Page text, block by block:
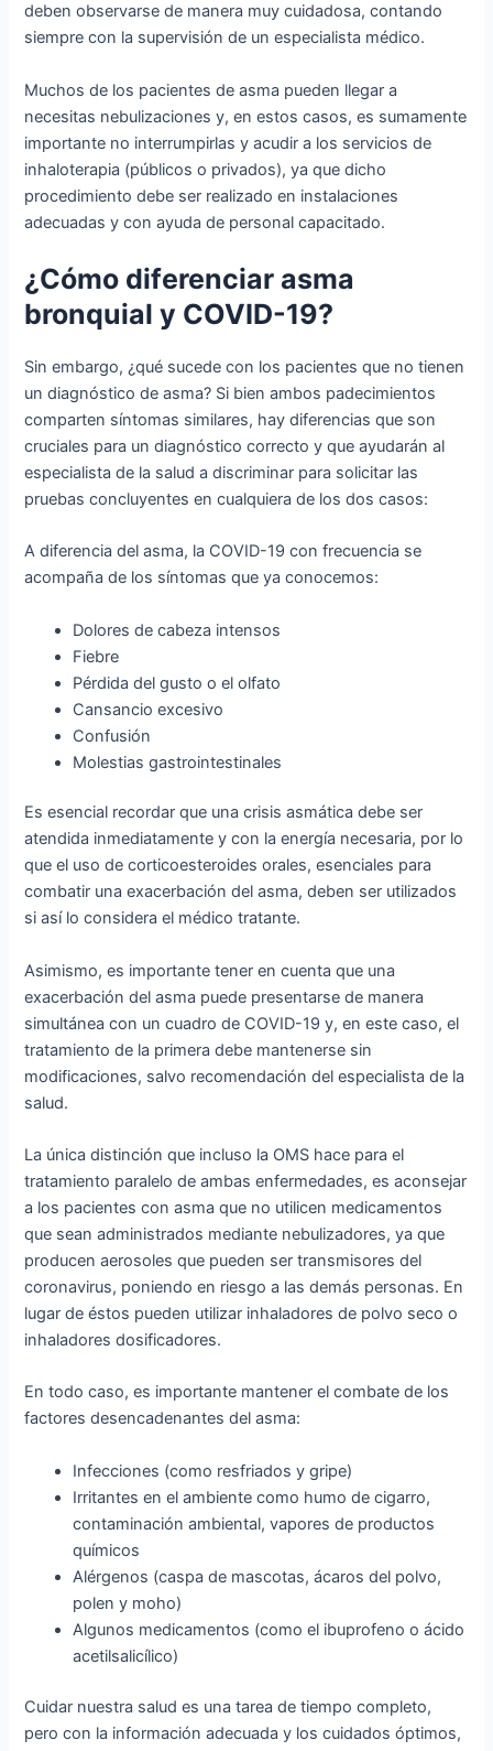
deben observarse de manera muy cuidadosa, contando
siempre con la supervisión de un especialista médico.
Muchos de los pacientes de asma pueden llegar a
necesitas nebulizaciones y, en estos casos, es sumamente
importante no interrumpirlas y acudir a los servicios de
inhaloterapia (públicos o privados), ya que dicho
procedimiento debe ser realizado en instalaciones
adecuadas y con ayuda de personal capacitado.
¿Cómo diferenciar asma
bronquial y COVID-19?
Sin embargo, ¿qué sucede con los pacientes que no tienen
un diagnóstico de asma? Si bien ambos padecimientos
comparten síntomas similares, hay diferencias que son
cruciales para un diagnóstico correcto y que ayudarán al
especialista de la salud a discriminar para solicitar las
pruebas concluyentes en cualquiera de los dos casos:
A diferencia del asma, la COVID-19 con frecuencia se
acompaña de los síntomas que ya conocemos:
Dolores de cabeza intensos
Fiebre
Pérdida del gusto o el olfato
Cansancio excesivo
Confusión
Molestias gastrointestinales
Es esencial recordar que una crisis asmática debe ser
atendida inmediatamente y con la energía necesaria, por lo
que el uso de corticoesteroides orales, esenciales para
combatir una exacerbación del asma, deben ser utilizados
si así lo considera el médico tratante.
Asimismo, es importante tener en cuenta que una
exacerbación del asma puede presentarse de manera
simultánea con un cuadro de COVID-19 y, en este caso, el
tratamiento de la primera debe mantenerse sin
modificaciones, salvo recomendación del especialista de la
salud.
La única distinción que incluso la OMS hace para el
tratamiento paralelo de ambas enfermedades, es aconsejar
a los pacientes con asma que no utilicen medicamentos
que sean administrados mediante nebulizadores, ya que
producen aerosoles que pueden ser transmisores del
coronavirus, poniendo en riesgo a las demás personas. En
lugar de éstos pueden utilizar inhaladores de polvo seco o
inhaladores dosificadores.
En todo caso, es importante mantener el combate de los
factores desencadenantes del asma:
Infecciones (como resfriados y gripe)
Irritantes en el ambiente como humo de cigarro,
contaminación ambiental, vapores de productos
químicos
Alérgenos (caspa de mascotas, ácaros del polvo,
polen y moho)
Algunos medicamentos (como el ibuprofeno o ácido
acetilsalicílico)
Cuidar nuestra salud es una tarea de tiempo completo,
pero con la información adecuada y los cuidados óptimos,